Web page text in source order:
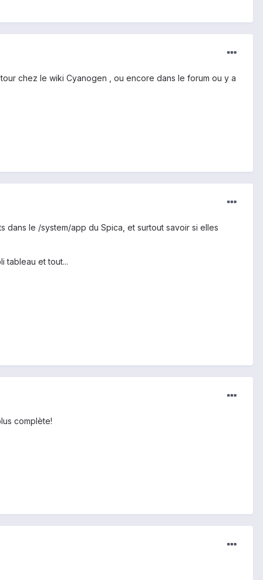
tour chez le wiki Cyanogen , ou encore dans le forum ou y a
le /system/app du Spica, et surtout savoir si elles
tableau et tout...
complète!